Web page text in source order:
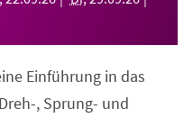
Einführung in das
, Sprung- und